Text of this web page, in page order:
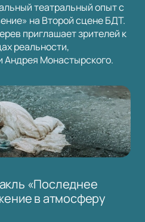
театральный опыт с
на Второй сцене БДТ.
приглашает зрителей к
реальности,
Андрея Монастырского.
«Последнее
в атмосферу